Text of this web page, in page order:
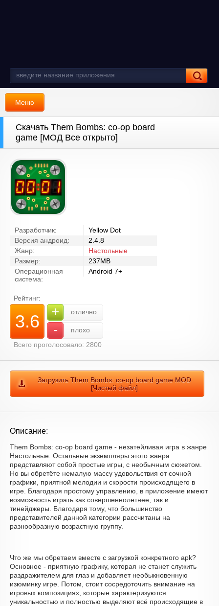
Меню
Скачать Them Bombs: co-op board
game [МОД Все открыто]
Разработчик:
Yellow Dot
Версия андроид:
2.4.8
Жанр:
Настольные
Размер:
237MB
Операционная
система:
Android 7+
Рейтинг:
3.6 + отлично
-
плохо
Всего проголосовало: 2800
Загрузить Them Bombs: co-op board game MOD
[Чистый файл]
Описание:
Them Bombs: co-op board game - незатейливая игра в жанре
Настольные. Остальные экземпляры этого жанра
представляют собой простые игры, с необычным сюжетом.
Но вы обретёте немалую массу удовольствия от сочной
графики, приятной мелодии и скорости происходящего в
игре. Благодаря простому управлению, в приложение имеют
возможность играть как совершеннолетнее, так и
тинейджеры. Благодаря тому, что большинство
представителей данной категории рассчитаны на
разнообразную возрастную группу.
Что же мы обретаем вместе с загрузкой конкретного apk?
Основное - приятную графику, которая не станет служить
раздражителем для глаз и добавляет необыкновенную
изюминку игре. Потом, стоит сосредоточить внимание на
игровых композициях, которые характеризуются
уникальностью и полностью выделяют всё происходящие в